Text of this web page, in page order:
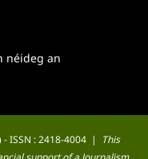
néideg an
ISSN : 2418-4004 |
This